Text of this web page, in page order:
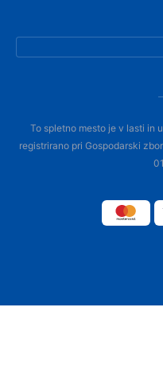
To spletno mesto je v lasti in
registrirano pri Gospodarski